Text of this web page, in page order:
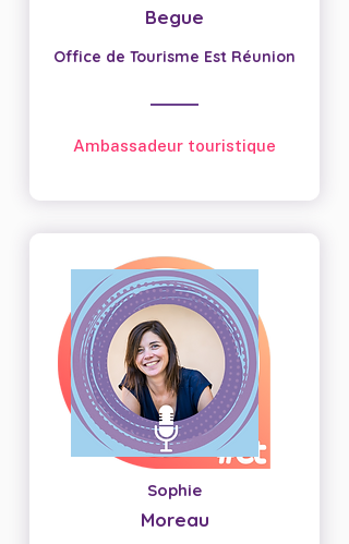
Begue
Office de Tourisme Est Réunion
Ambassadeur touristique
Sophie
Moreau